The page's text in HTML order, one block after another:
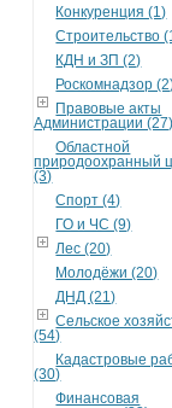
Конкуренция (1)
Строительство
КДН и ЗП (2)
Роскомнадзор
Правовые акты
Администрации (27)
Областной
природоохранный
(3)
Спорт (4)
ГО и ЧС (9)
Лес (20)
Молодёжи (20)
ДНД (21)
Сельское
(54)
Кадастровые
(30)
Финансовая